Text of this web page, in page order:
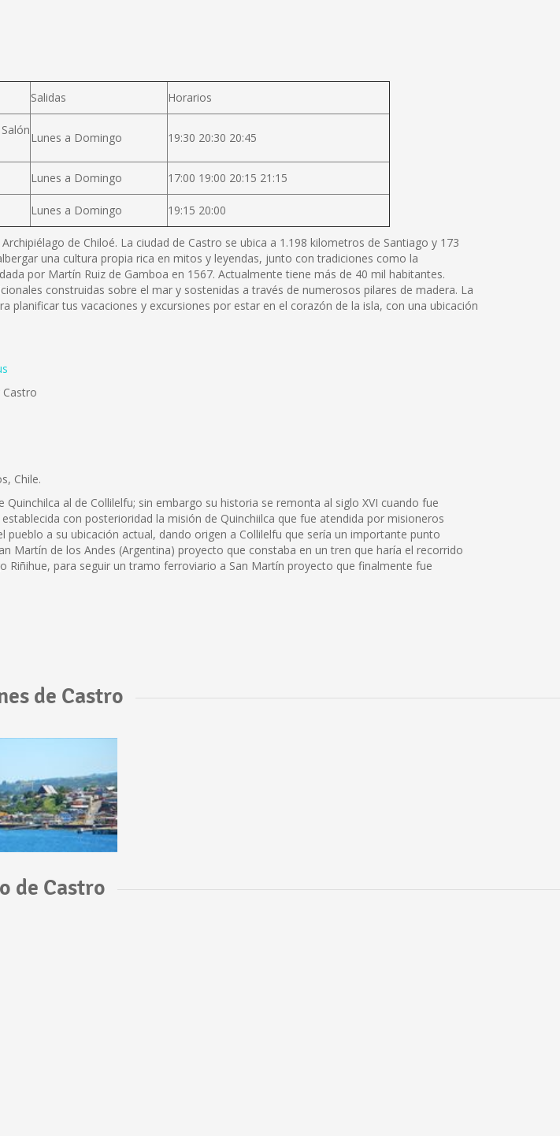
Salidas Horarios
Lunes a Domingo 19:30 20:30 20:45
Lunes a Domingo 17:00 19:00 20:15 21:15
Lunes a Domingo 19:15 20:00
de Chiloé. La ciudad de Castro se ubica a 1.198 kilometros de Santiago y 173
una cultura propia rica en mitos y leyendas, junto con tradiciones como la
por Martín Ruiz de Gamboa en 1567. Actualmente tiene más de 40 mil habitantes.
construidas sobre el mar y sostenidas a través de numerosos pilares de madera. La
planificar tus vacaciones y excursiones por estar en el corazón de la isla, con una ubicación
Castro
Chile.
al de Collilelfu; sin embargo su historia se remonta al siglo XVI cuando fue
con posterioridad la misión de Quinchiilca que fue atendida por misioneros
a su ubicación actual, dando origen a Collilelfu que sería un importante punto
Martín de los Andes (Argentina) proyecto que constaba en un tren que haría el recorrido
Riñihue, para seguir un tramo ferroviario a San Martín proyecto que finalmente fue
de Castro
de Castro